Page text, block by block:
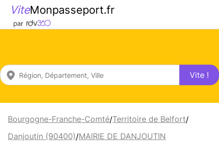
ViteMonpasseport.fr
Vite !
Bourgogne-Franche-Comté/Territoire de Belfort/
Danjoutin (90400)/MAIRIE DE DANJOUTIN